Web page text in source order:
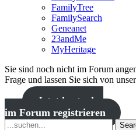
FamilyTree
FamilySearch
Geneanet
23andMe
MyHeritage
Sie sind noch nicht im Forum
Frage und lassen Sie sich von
Jetzt kostenlos
im Forum registrieren